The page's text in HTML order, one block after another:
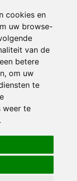
cookies en
uw browse-
van de
betere
, om uw
te
weer te
.
RSIN en Anbi